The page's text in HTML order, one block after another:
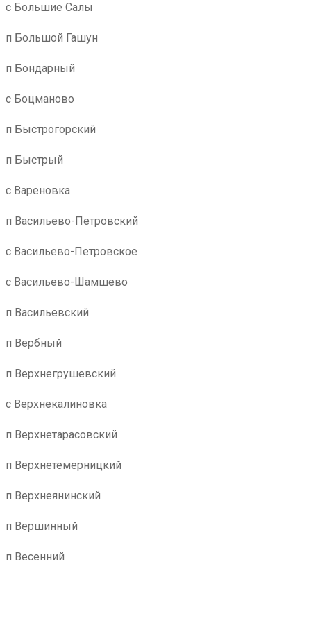
с Большие Салы
п Большой Гашун
п Бондарный
с Боцманово
п Быстрогорский
п Быстрый
с Вареновка
п Васильево-Петровский
с Васильево-Петровское
с Васильево-Шамшево
п Васильевский
п Вербный
п Верхнегрушевский
с Верхнекалиновка
п Верхнетарасовский
п Верхнетемерницкий
п Верхнеянинский
п Вершинный
п Весенний